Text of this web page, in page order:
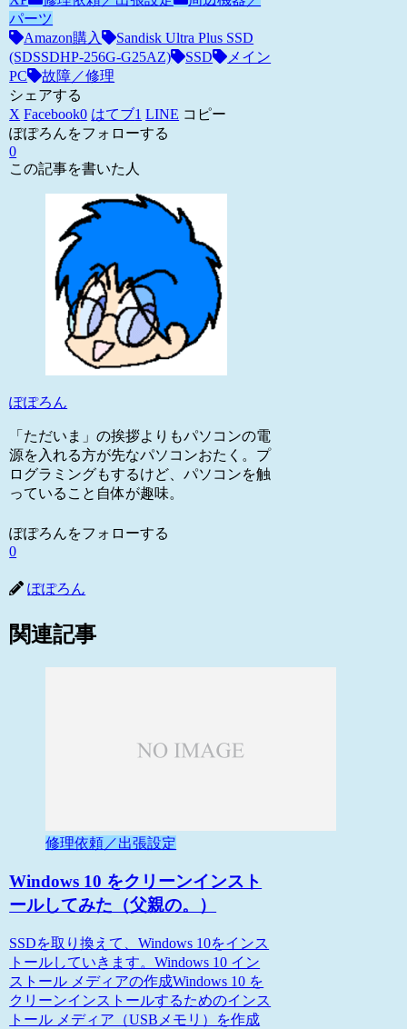
パーツ
Amazon購入
Sandisk Ultra Plus SSD
(SDSSDHP-256G-G25AZ)
SSD
メイン
PC
故障／修理
シェアする
X Facebook0 はてブ1 LINE コピー
ぽぽろんをフォローする
0
この記事を書いた人
ぽぽろん
「ただいま」の挨拶よりもパソコンの電
源を入れる方が先なパソコンおたく。プ
ログラミングもするけど、パソコンを触
っていること自体が趣味。
ぽぽろんをフォローする
0
ぽぽろん
関連記事
修理依頼／出張設定
Windows 10 をクリーンインスト
ールしてみた（父親の。）
SSDを取り換えて、Windows 10をインス
トールしていきます。Windows 10 イン
ストール メディアの作成Windows 10 を
クリーンインストールするためのインス
トール メディア（USBメモリ）を作成